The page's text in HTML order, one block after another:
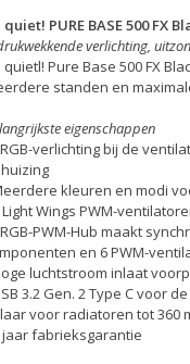
PURE BASE 500 FX
verlichting,
quietl! Pure Base 500 FX
standen en
eigenschappen
verlichting bij de
kleuren en modi
Light Wings PWM-
PWM-Hub maakt
en 6 PWM-
luchtstroom inlaat
3.2 Gen. 2 Type C voor
voor radiatoren tot 360
jaar fabrieksgarantie